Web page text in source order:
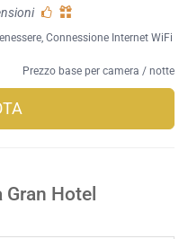
Connessione Internet WiFi
Prezzo base per camera / notte
Hotel